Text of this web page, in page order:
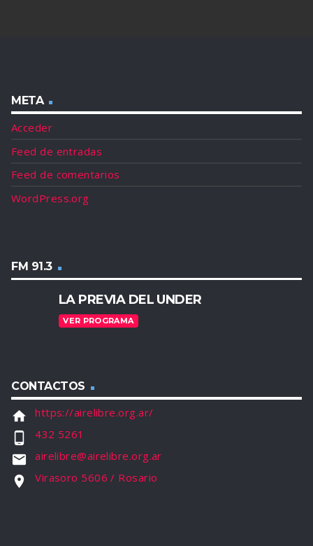
META
Acceder
Feed de entradas
Feed de comentarios
WordPress.org
FM 91.3
LA PREVIA DEL UNDER
VER PROGRAMA
CONTACTOS
home https://airelibre.org.ar/
phone_android 432 5261
email airelibre@airelibre.org.ar
location_on Virasoro 5606 / Rosario